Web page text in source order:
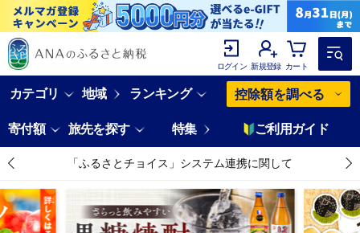
ログイン 新規登録 カート
カテゴリ 地域 ランキング 控除額を調べる
寄付額 旅先を探す 特集 ご利用ガイド
「ふるさとチョイス」システム連携に関して